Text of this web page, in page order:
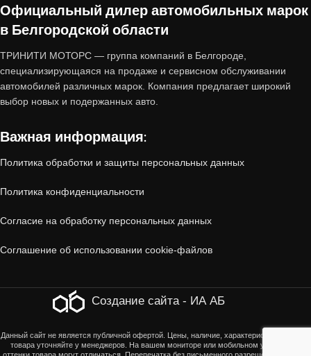
продажей.
пробегом от «Тринити-Моторс»?
1. Проверенное состояние
Все автомобили, принятые по trade-in,
проходятмногоэтапную диагностику
передач, ходовая часть, электроника).
повреждений, коррозии, следов ДТП).
(отсутствие залогов,
ограничений, корректность ПТС).
Официальный дилер автомобильных марок
в Белгородской области
ТРИНИТИ МОТОРС — группа компаний в Белгороде,
специализирующаяся на продаже и сервисном обслуживании
автомобилей различных марок. Компания предлагает широкий
выбор новых и подержанных авто.
Важная информация:
Политика обработки и защиты персональных данных
Политика конфиденциальности
Согласие на обработку персональных данных
Соглашение об использовании cookie-файлов
Создание сайта - ИА АБ
Данный сайт не является публичной офертой. Цены, наличие, характеристики, оттенки
товара уточняйте у менеджеров. На вашем мониторе или мобильном устройстве
оттенки товара могут отличаться. Перепечатка без письменного разрешения страниц